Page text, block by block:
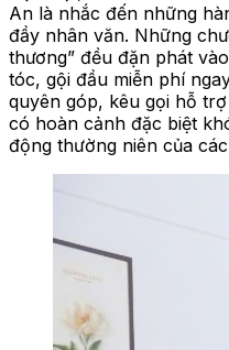
An là nhắc đến những
đầy nhân văn. Những
thương” đều đặn phát
tóc, gội đầu miễn phí
quyên góp, kêu gọi hỗ
có hoàn cảnh đặc biệt
động thường niên của